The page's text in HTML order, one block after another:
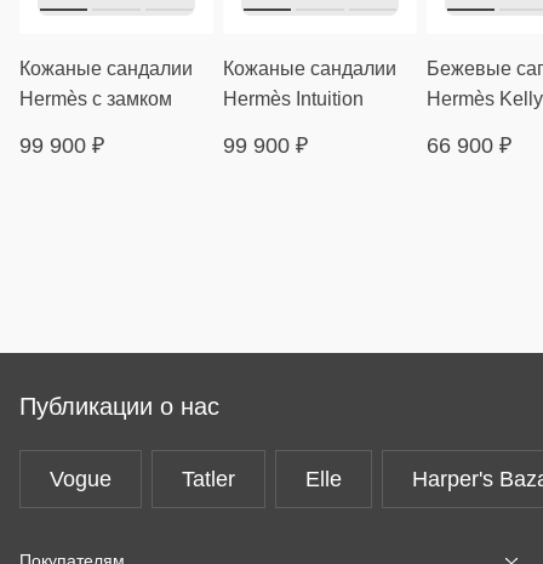
Кожаные сандалии
Hermès с замком
99 900 ₽
Кожаные сандалии
Hermès Intuition
99 900 ₽
Бежевые
Hermès Kelly
66 900 ₽
Публикации о нас
Vogue Tatler Elle Harper's